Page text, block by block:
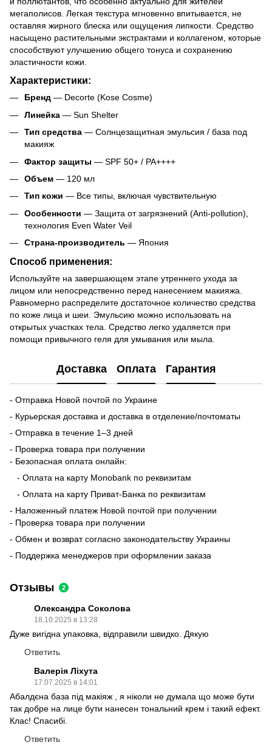
мегаполисов. Легкая текстура мгновенно впитывается, не
оставляя жирного блеска или ощущения липкости. Средство
насыщено растительными экстрактами и коллагеном, которые
способствуют улучшению общего тонуса и сохранению
эластичности кожи.
Характеристики:
Бренд — Decorte (Kose Cosme)
Линейка — Sun Shelter
Тип средства — Солнцезащитная эмульсия / база под
макияж
Фактор защиты — SPF 50+ / PA++++
Объем — 120 мл
Тип кожи — Все типы, включая чувствительную
Особенности — Защита от загрязнений (Anti-pollution),
технология Even Water Veil
Страна-производитель — Япония
Способ применения:
Используйте на завершающем этапе утреннего ухода за
лицом или непосредственно перед нанесением макияжа.
Равномерно распределите достаточное количество средства
по коже лица и шеи. Эмульсию можно использовать на
открытых участках тела. Средство легко удаляется при
помощи привычного геля для умывания или мыла.
Доставка Оплата Гарантия
- Отправка Новой почтой по Украине
- Курьерская доставка и доставка в отделение/почтоматы
- Отправка в течение 1–3 дней
- Проверка товара при получении
- Безопасная оплата онлайн:
- Оплата на карту Monobank по реквизитам
- Оплата на карту Приват-Банка по реквизитам
- Наложенный платеж Новой почтой при получении
- Проверка товара при получении
- Обмен и возврат согласно законодательству Украины
- Поддержка менеджеров при оформлении заказа
Отзывы 2
Олександра Соколова
18.10.2025 в 13:28
Дуже вигідна упаковка, відправили швидко. Дякую
Ответить
Валерія Ліхута
17.07.2025 в 14:01
Абалдєна база під макіяж , я ніколи не думала що може бути
так добре на лице бути нанесен тональний крем і такий ефект.
Клас! Спасибі.
Ответить